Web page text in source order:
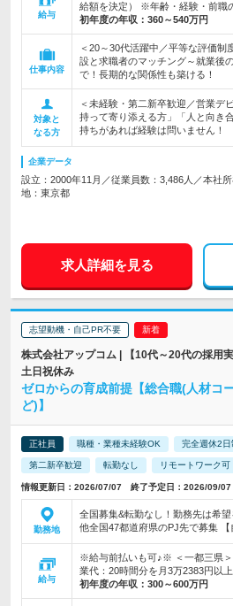
給与
給額を決定） ※年齢・経験・前職
初年度の年収： 360～540万円
仕事内容
＜20～30代活躍中／平等な評価制
設と求職者のマッチング～就業後
で！長期的な関係性も築ける！
対象と
なる方
＜未経験・第二新卒歓迎／営業デ
持って寄り添える方」「人と向き
持ちがあれば経験は問いません！
企業データ
設立：2000年11月／従業員数：3,486人／本社
地：東京都
求人詳細を見る
志望動機・自己PR不要
株式会社アップコム | 【10代～20代の採用
土日祝休み
ゼロからの育成前提【総合職(人材コ
ど)】
正社員 職種・業種未経験OK 完全週休2日
第二新卒歓迎 転勤なし リモートワーク可
情報更新日：2026/07/07 終了予定日：2026/09/07
勤務地
全国募集&転勤なし！勤務先は希
他全国47都道府県のPJ先で募集 【
給与
※給与前払いも可♪※ ＜一都三県
業代：20時間分を月3万2383円以
初年度の年収： 300～600万円